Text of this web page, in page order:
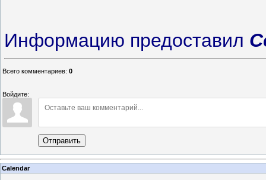
Информацию предоставил
Всего комментариев: 0
Войдите:
Отправить
Calendar